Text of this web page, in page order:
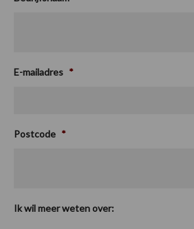
E-mailadres *
Postcode *
Ik wil meer weten over: